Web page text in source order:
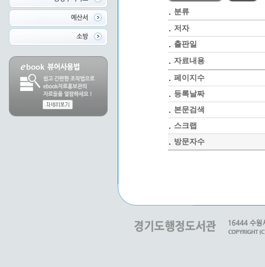
분류
저자
출판일
자료내용
페이지수
등록날짜
본문검색
스크랩
방문자수